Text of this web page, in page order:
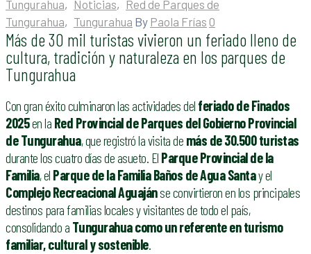
Tungurahua‚ Noticias‚ Red de Parques de
Tungurahua‚ Tungurahua By Paola Frías 0
Más de 30 mil turistas vivieron un feriado lleno de
cultura, tradición y naturaleza en los parques de
Tungurahua
Con gran éxito culminaron las actividades del feriado de Finados
2025en la Red Provincial de Parques del Gobierno Provincial
de Tungurahua, que registró la visita de más de 30.500 turistas
durante los cuatro días de asueto. El Parque Provincial de la
Familia, el Parque de la Familia Baños de Agua Santay el
Complejo Recreacional Aguajánse convirtieron en los principales
destinos para familias locales y visitantes de todo el país,
consolidando a Tungurahua como un referente en turismo
familiar, cultural y sostenible.